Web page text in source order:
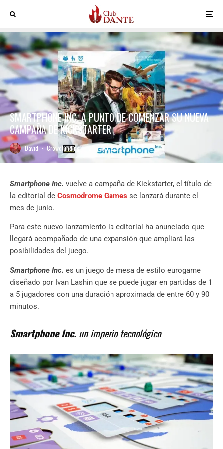
SMARTPHONE INC. A PUNTO DE COMENZAR SU NUEVA
CAMPAÑA DE KICKSTARTER
David · Crowdfunding · 21 mayo, 2019
Smartphone Inc. vuelve a campaña de Kickstarter, el título de
la editorial de Cosmodrome Games se lanzará durante el
mes de junio.
Para este nuevo lanzamiento la editorial ha anunciado que
llegará acompañado de una expansión que ampliará las
posibilidades del juego.
Smartphone Inc. es un juego de mesa de estilo eurogame
diseñado por Ivan Lashin que se puede jugar en partidas de 1
a 5 jugadores con una duración aproximada de entre 60 y 90
minutos.
Smartphone Inc. un imperiotecnológico